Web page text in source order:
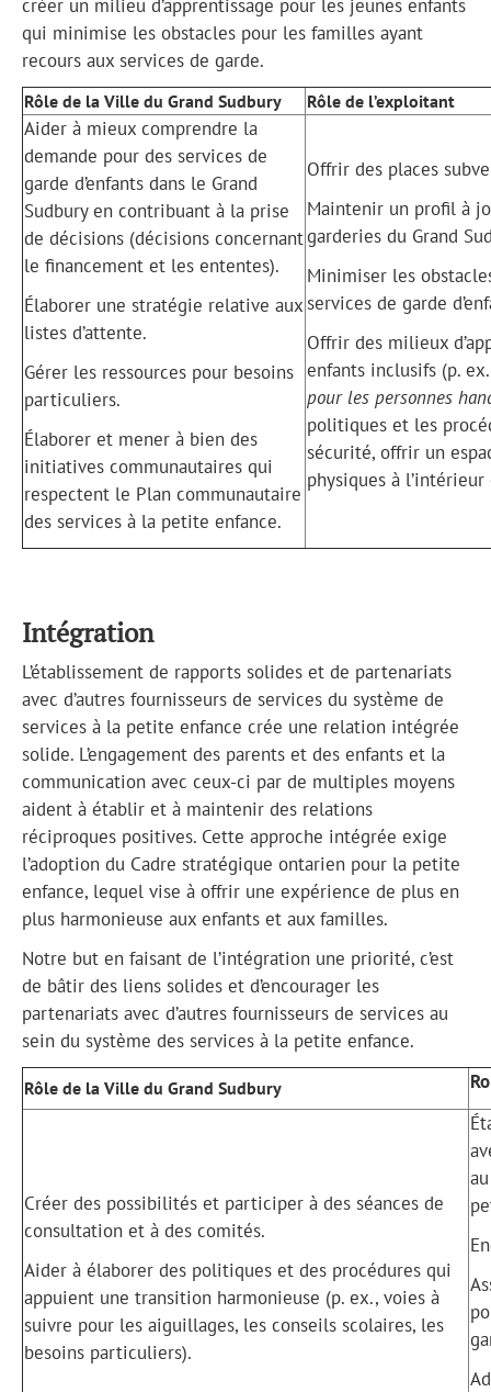
créer un milieu d’apprentissage pour les jeunes enfants
qui minimise les obstacles pour les familles ayant
recours aux services de garde.
Rôle de la Ville du Grand Sudbury Rôle de l’exploitant
Aider à mieux comprendre la
demande pour des services de
garde d’enfants dans le Grand
Sudbury en contribuant à la prise
de décisions (décisions concernant
le financement et les ententes).
Élaborer une stratégie relative aux
listes d’attente.
Gérer les ressources pour besoins
particuliers.
Élaborer et mener à bien des
initiatives communautaires qui
respectent le Plan communautaire
des services à la petite enfance.
Offrir des places
Maintenir un profil à
garderies du Grand
Minimiser les
services de garde
Offrir des milieux
enfants inclusifs (p.
pour les personnes
politiques et les
sécurité, offrir un
physiques à
Intégration
L’établissement de rapports solides et de partenariats
avec d’autres fournisseurs de services du système de
services à la petite enfance crée une relation intégrée
solide. L’engagement des parents et des enfants et la
communication avec ceux-ci par de multiples moyens
aident à établir et à maintenir des relations
réciproques positives. Cette approche intégrée exige
l’adoption du Cadre stratégique ontarien pour la petite
enfance, lequel vise à offrir une expérience de plus en
plus harmonieuse aux enfants et aux familles.
Notre but en faisant de l’intégration une priorité, c’est
de bâtir des liens solides et d’encourager les
partenariats avec d’autres fournisseurs de services au
sein du système des services à la petite enfance.
Rôle de la Ville du Grand Sudbury
Créer des possibilités et participer à des séances de
consultation et à des comités.
Aider à élaborer des politiques et des procédures qui
appuient une transition harmonieuse (p. ex., voies à
suivre pour les aiguillages, les conseils scolaires, les
besoins particuliers).